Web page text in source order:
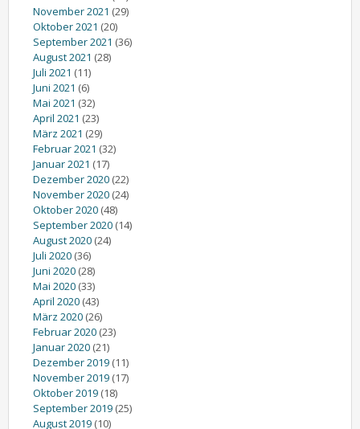
November 2021 (29)
Oktober 2021 (20)
September 2021 (36)
August 2021 (28)
Juli 2021 (11)
Juni 2021 (6)
Mai 2021 (32)
April 2021 (23)
März 2021 (29)
Februar 2021 (32)
Januar 2021 (17)
Dezember 2020 (22)
November 2020 (24)
Oktober 2020 (48)
September 2020 (14)
August 2020 (24)
Juli 2020 (36)
Juni 2020 (28)
Mai 2020 (33)
April 2020 (43)
März 2020 (26)
Februar 2020 (23)
Januar 2020 (21)
Dezember 2019 (11)
November 2019 (17)
Oktober 2019 (18)
September 2019 (25)
August 2019 (10)